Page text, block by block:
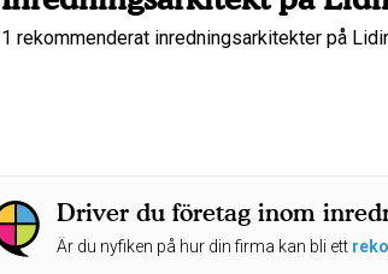
1 rekommenderat inredningsarkitekter på
Driver du företag inom
Är du nyfiken på hur din firma kan bli ett